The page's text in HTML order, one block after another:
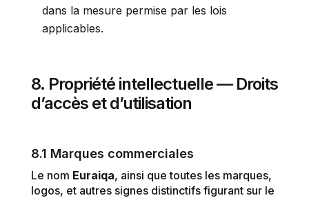
dans la mesure permise par les lois
applicables.
8. Propriété intellectuelle — Droits
d’accès et d’utilisation
8.1 Marques commerciales
Le nom Euraiqa, ainsi que toutes les marques,
logos, et autres signes distinctifs figurant sur le